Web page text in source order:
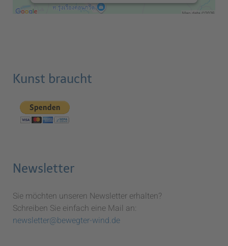
Kunst braucht
Newsletter
Sie möchten unseren Newsletter erhalten?
Schreiben Sie einfach eine Mail an:
newsletter@bewegter-wind.de